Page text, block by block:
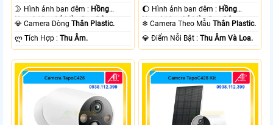
🌛 Hình ảnh ban đêm : Hồng
Ngoại 10m Có Màu Ban Ðêm.
💎 Camera DòngThân Plastic.
️ლ Tích Hợp :Thu Âm.
🌔 Hình ảnh ban đêm : Hồng
Ngoại 10m Có Màu Ban Ðêm.
❄ Camera Theo MẫuThân Plastic.
️💎 Điểm Nỗi Bật :Thu Âm Và Loa.